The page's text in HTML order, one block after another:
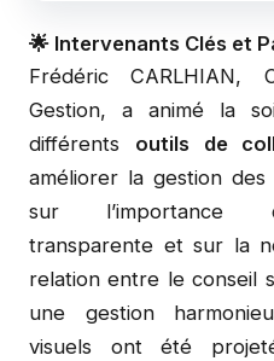
🌟 Intervenants Clés et
Frédéric CARLHIAN,
Gestion, a animé la
différents outils de
améliorer la gestion
sur l’importance
transparente et sur la
relation entre le conseil
une gestion
visuels ont été